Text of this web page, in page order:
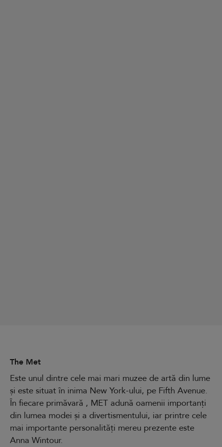
The Met
Este unul dintre cele mai mari muzee de artă din lume
și este situat în inima New York-ului, pe Fifth Avenue.
În fiecare primăvară , MET adună oamenii importanți
din lumea modei și a divertismentului, iar printre cele
mai importante personalități mereu prezente este
Anna Wintour.